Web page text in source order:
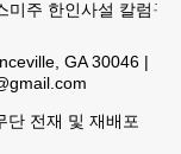
미주 한인사설 칼럼구
GA 30046 |
전재 및 재배포